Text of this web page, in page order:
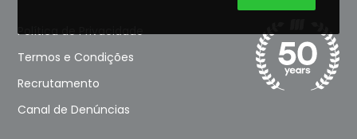
Política de Privacidade
Termos e Condições
Recrutamento
Canal de Denúncias